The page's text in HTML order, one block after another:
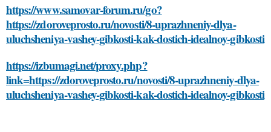
https://www.samovar-forum.ru/go?
https://zdoroveprosto.ru/novosti/8-uprazhneniy-dlya-
uluchsheniya-vashey-gibkosti-kak-dostich-idealnoy-gibkosti
https://izbumagi.net/proxy.php?
link=https://zdoroveprosto.ru/novosti/8-uprazhneniy-dlya-
uluchsheniya-vashey-gibkosti-kak-dostich-idealnoy-gibkosti